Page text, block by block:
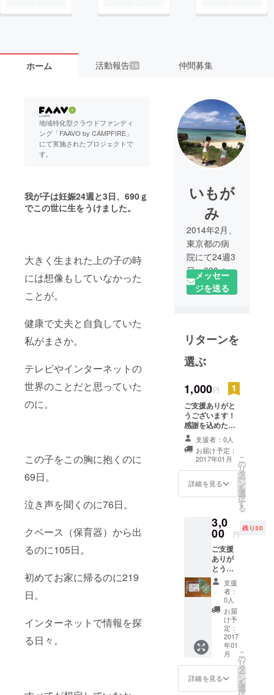
ホーム 活動報告 19 仲間募集
地域特化型クラウドファンディ
ング「FAAVO by CAMPFIRE」
にて実施されたプロジェクトで
す。
我が子は妊娠24週と3日、690ｇ
でこの世に生をうけました。
大きく生まれた上の子の時
には想像もしていなかった
ことが。
健康で丈夫と自負していた
私がまさか。
テレビやインターネットの
世界のことだと思っていた
のに。
この子をこの胸に抱くのに
69日。
泣き声を聞くのに76日。
クベース（保育器）から出
るのに105日。
初めてお家に帰るのに219
日。
インターネットで情報を探
る日々。
いもが
み
2014年2月、
東京都の病
院にて24週3
日、690ｇで
我が子を出
産しまし
地元沖縄県
ばるに戻っ
に奮闘中で
す。
やんばる地
域でもNICU
を経て、医
療や福祉の
力を借りな
がら生活を
している子
がたくさん
います。
そんなご家
族の憩いの
場作りを目
指していま
メッセー
ジを送る
リターンを
選ぶ
1,000円
ご支援ありがと
うございます！
感謝を込めたお
礼状をお送りさ
せて頂きます。
支援者：0人
お届け予定：
2017年01月
詳細を見る
こ
の
リ
タ
ー
ン
を
選
択
す
る
3,0
00 円
残り30
ご支援
ありが
とうご
ざいま
す！
NPO法
人ぬぶ
てぃー
ださん
が１枚
１枚、
心を込
めて
作った
支援
者：
0人
お届
け予
定：
2017
年01
月
詳細を見る
こ
の
リ
タ
ー
ン
を
選